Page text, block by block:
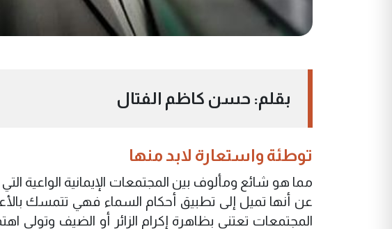
بقلم: حسن كاظم الفتال
توطئة واستعارة لابد منها
مما هو شائع ومألوف بين المجتمعات الإيمانية الواعية
عن أنها تميل إلى تطبيق أحكام السماء فهي تتمسك
المجتمعات تعتني بظاهرة إكرام الزائر أو الضيف وتولي